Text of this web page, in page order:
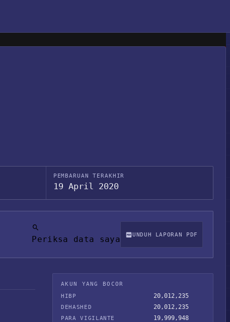
PEMBARUAN TERAKHIR
19 April 2020
Periksa data saya UNDUH LAPORAN PDF
AKUN YANG BOCOR
HIBP
20,012,235
DEHASHED 20,012,235
PARA VIGILANTE 19,999,948